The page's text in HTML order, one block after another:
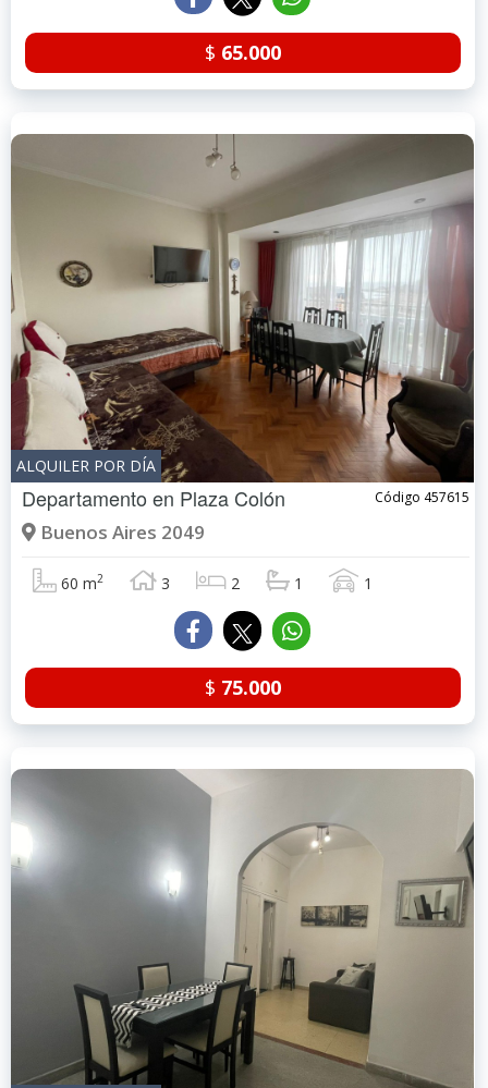
$ 65.000
ALQUILER POR DÍA
Departamento en Plaza Colón Código 457615
Buenos Aires 2049
60 m2 3 2 1 1
$ 75.000